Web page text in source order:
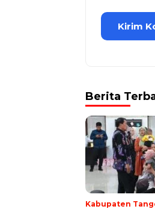
Berita
Kabupaten